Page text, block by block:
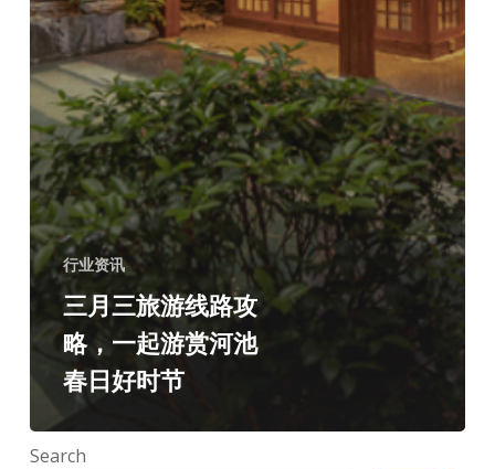
行业资讯
三月三旅游线路攻
略，一起游赏河池
春日好时节
Search